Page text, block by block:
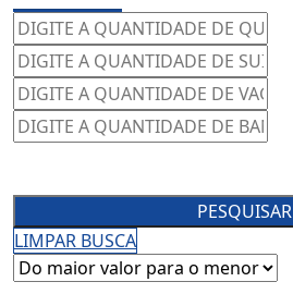
PESQUISAR
LIMPAR BUSCA